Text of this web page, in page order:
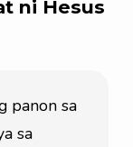
ni Hesus
panon sa
sa